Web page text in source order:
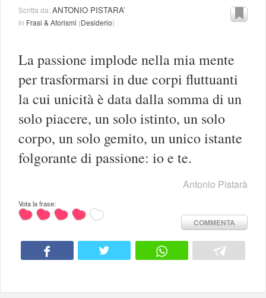
Scritta da:ANTONIO PISTARA’
in Frasi & Aforismi (Desiderio)
La passione implode nella mia mente
per trasformarsi in due corpi fluttuanti
la cui unicità è data dalla somma di un
solo piacere, un solo istinto, un solo
corpo, un solo gemito, un unico istante
folgorante di passione: io e te.
Antonio Pistarà
Vota la frase:
COMMENTA